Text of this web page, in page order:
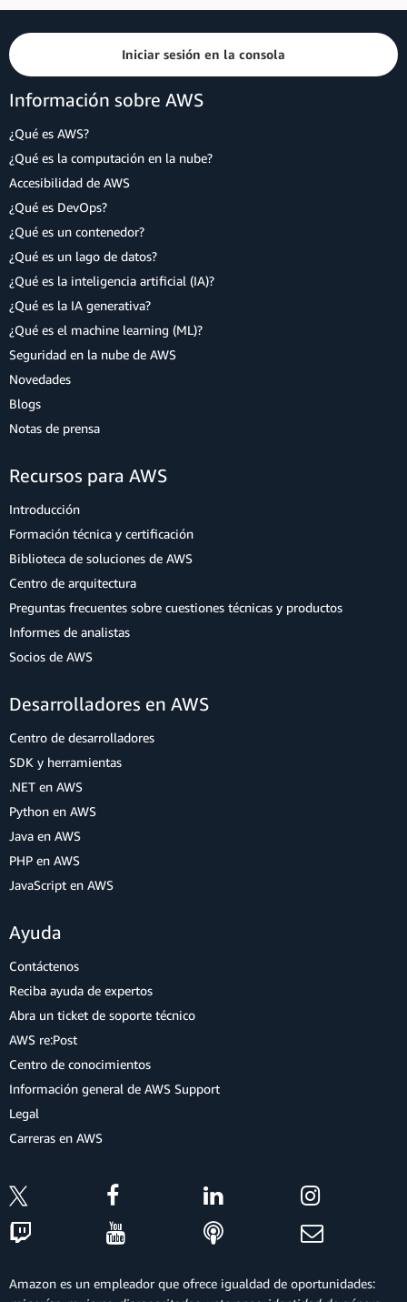
Iniciar sesión en la consola
Información sobre AWS
¿Qué es AWS?
¿Qué es la computación en la nube?
Accesibilidad de AWS
¿Qué es DevOps?
¿Qué es un contenedor?
¿Qué es un lago de datos?
¿Qué es la inteligencia artificial (IA)?
¿Qué es la IA generativa?
¿Qué es el machine learning (ML)?
Seguridad en la nube de AWS
Novedades
Blogs
Notas de prensa
Recursos para AWS
Introducción
Formación técnica y certificación
Biblioteca de soluciones de AWS
Centro de arquitectura
Preguntas frecuentes sobre cuestiones técnicas y productos
Informes de analistas
Socios de AWS
Desarrolladores en AWS
Centro de desarrolladores
SDK y herramientas
.NET en AWS
Python en AWS
Java en AWS
PHP en AWS
JavaScript en AWS
Ayuda
Contáctenos
Reciba ayuda de expertos
Abra un ticket de soporte técnico
AWS re:Post
Centro de conocimientos
Información general de AWS Support
Legal
Carreras en AWS
Amazon es un empleador que ofrece igualdad de oportunidades: